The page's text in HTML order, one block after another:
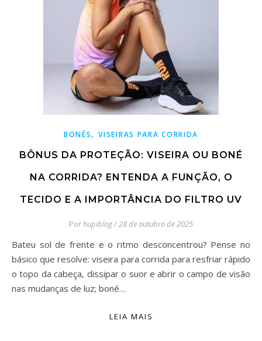
BONÉS,VISEIRAS PARA CORRIDA
BÔNUS DA PROTEÇÃO: VISEIRA OU BONÉ
NA CORRIDA? ENTENDA A FUNÇÃO, O
TECIDO E A IMPORTÂNCIA DO FILTRO UV
Porhupiblog/28 de outubro de 2025
Bateu sol de frente e o ritmo desconcentrou? Pense no
básico que resolve: viseira para corrida para resfriar rápido
o topo da cabeça, dissipar o suor e abrir o campo de visão
nas mudanças de luz; boné…
LEIA MAIS